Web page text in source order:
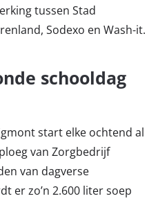
tussen Stad
Sodexo en Wash-it.
schooldag
start elke ochtend al
van Zorgbedrijf
van dagverse
er zo’n 2.600 liter soep